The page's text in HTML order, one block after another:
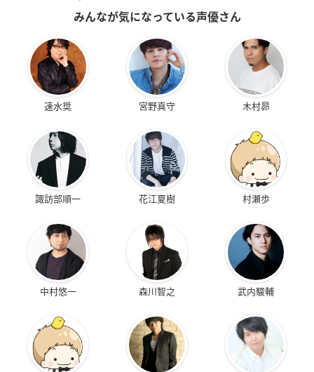
みんなが気になっている声優さん
速水奨 宮野真守 木村昴
諏訪部順一 花江夏樹 村瀬歩
中村悠一 森川智之 武内駿輔